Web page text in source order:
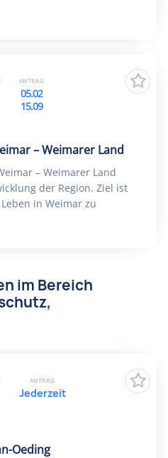
– Weimarer Land
– Weimarer Land
der Region. Ziel ist
in Weimar zu
ANTRAG
05.02
15.09
im Bereich
Oeding
ANTRAG
Jederzeit